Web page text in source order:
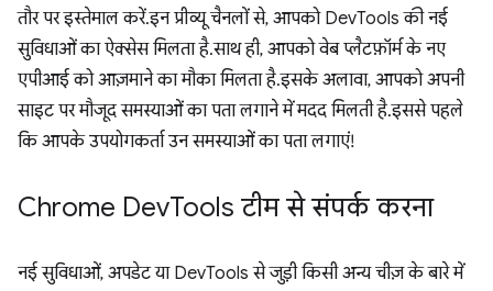
तौर पर इस्तेमाल करें. इन प्रीव्यू चैनलों से, आपको DevTools की नई
सुविधाओं का ऐक्सेस मिलता है. साथ ही, आपको वेब प्लैटफ़ॉर्म के नए
एपीआई को आज़माने का मौका मिलता है. इसके अलावा, आपको अपनी
साइट पर मौजूद समस्याओं का पता लगाने में मदद मिलती है. इससे पहले
कि आपके उपयोगकर्ता उन समस्याओं का पता लगाएं!
Chrome DevTools टीम से संपर्क करना
नई सुविधाओं, अपडेट या DevTools से जुड़ी किसी अन्य चीज़ के बारे में